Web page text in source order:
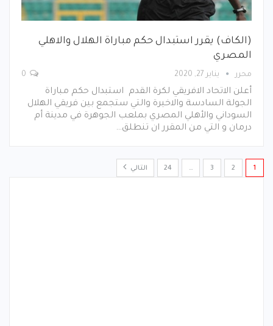
(الكاف) يقرر استبدال حكم مباراة الهلال والاهلي
المصري
محرر يناير 27, 2020
أعلن الاتحاد الافريقي لكرة القدم استبدال حكم مباراة
الجولة السادسة والاخيرة والتي ستجمع بين فريقي الهلال
السوداني والأهلي المصري بملعب الجوهرة في مدينة أم
درمان و التي من المقرر ان تنطلق…
1
2
3
…
24 التالي